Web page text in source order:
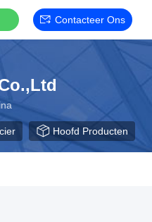
Contacteer Ons
Hoofd Producten